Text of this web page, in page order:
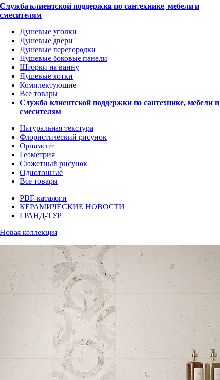
Служба клиентской поддержки по сантехнике, мебели и
смесителям
Душевые уголки
Душевые двери
Душевые перегородки
Душевые боковые панели
Шторки на ванну
Душевые лотки
Комплектующие
Все товары
Служба клиентской поддержки по сантехнике, мебели и
смесителям
Натуральная текстура
Флористический рисунок
Орнамент
Геометрия
Сюжетный рисунок
Однотонные
Все товары
PDF-каталоги
КЕРАМИЧЕСКИЕ НОВОСТИ
ГРАНД-ТУР
Новая коллекция